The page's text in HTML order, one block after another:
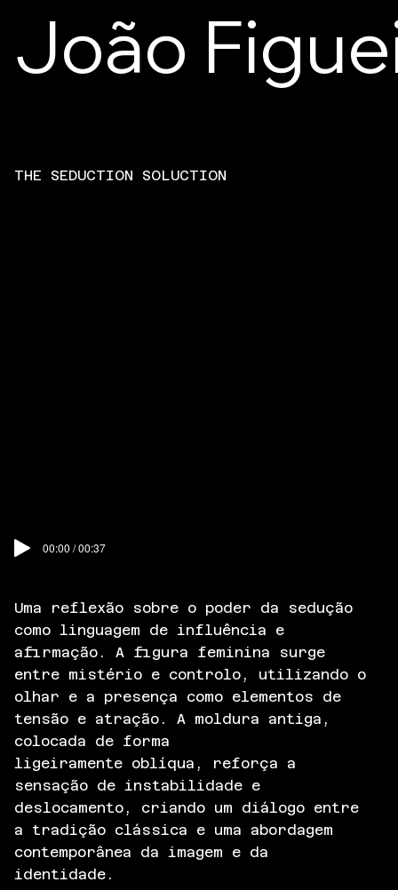
João
THE SEDUCTION SOLUCTION
Uma reflexão sobre o poder da sedução
como linguagem de influência e
afirmação. A figura feminina surge
entre mistério e controlo, utilizando o
olhar e a presença como elementos de
tensão e atração. A moldura antiga,
colocada de forma
ligeiramente oblíqua, reforça a
sensação de instabilidade e
deslocamento, criando um diálogo entre
a tradição clássica e uma abordagem
contemporânea da imagem e da
identidade.
00:00 / 00:37